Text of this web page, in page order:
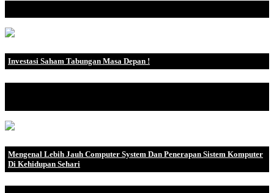
Investasi Saham Tabungan Masa Depan !
Mengenal Lebih Jauh Computer System Dan Penerapan Sistem Komputer
Di Kehidupan Sehari